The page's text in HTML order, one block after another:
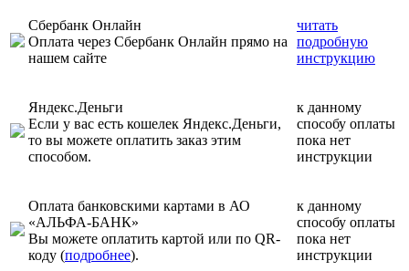
Сбербанк Онлайн
Оплата через Сбербанк Онлайн прямо на
нашем сайте
читать
подробную
инструкцию
Яндекс.Деньги
Если у вас есть кошелек Яндекс.Деньги,
то вы можете оплатить заказ этим
способом.
к данному
способу оплаты
пока нет
инструкции
Оплата банковскими картами в АО
«АЛЬФА-БАНК»
Вы можете оплатить картой или по QR-
коду (подробнее).
к данному
способу оплаты
пока нет
инструкции